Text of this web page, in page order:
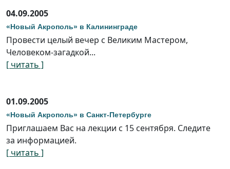
04.09.2005
«Новый Акрополь» в Калининграде
Провести целый вечер с Великим Мастером,
Человеком-загадкой...
[ читать ]
01.09.2005
«Новый Акрополь» в Санкт-Петербурге
Приглашаем Вас на лекции с 15 сентября. Следите
за информацией.
[ читать ]